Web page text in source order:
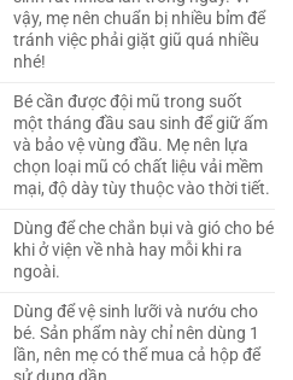
vậy, mẹ nên chuẩn bị nhiều bỉm để
tránh việc phải giặt giũ quá nhiều
nhé!
Bé cần được đội mũ trong suốt
một tháng đầu sau sinh để giữ ấm
và bảo vệ vùng đầu. Mẹ nên lựa
chọn loại mũ có chất liệu vải mềm
mại, độ dày tùy thuộc vào thời tiết.
Dùng để che chắn bụi và gió cho bé
khi ở viện về nhà hay mỗi khi ra
ngoài.
Dùng để vệ sinh lưỡi và nướu cho
bé. Sản phẩm này chỉ nên dùng 1
lần, nên mẹ có thể mua cả hộp để